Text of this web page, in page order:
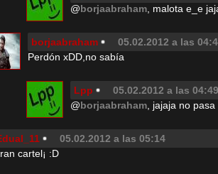
@borjaabraham , malota e_e
borjaabraham
05.02.2012 a las
Perdón xDD,no sabía
Lpp
05.02.2012 a las 04:49
@borjaabraham , jajaja no
05.02.2012 a las 05:14
cartel¡ :D